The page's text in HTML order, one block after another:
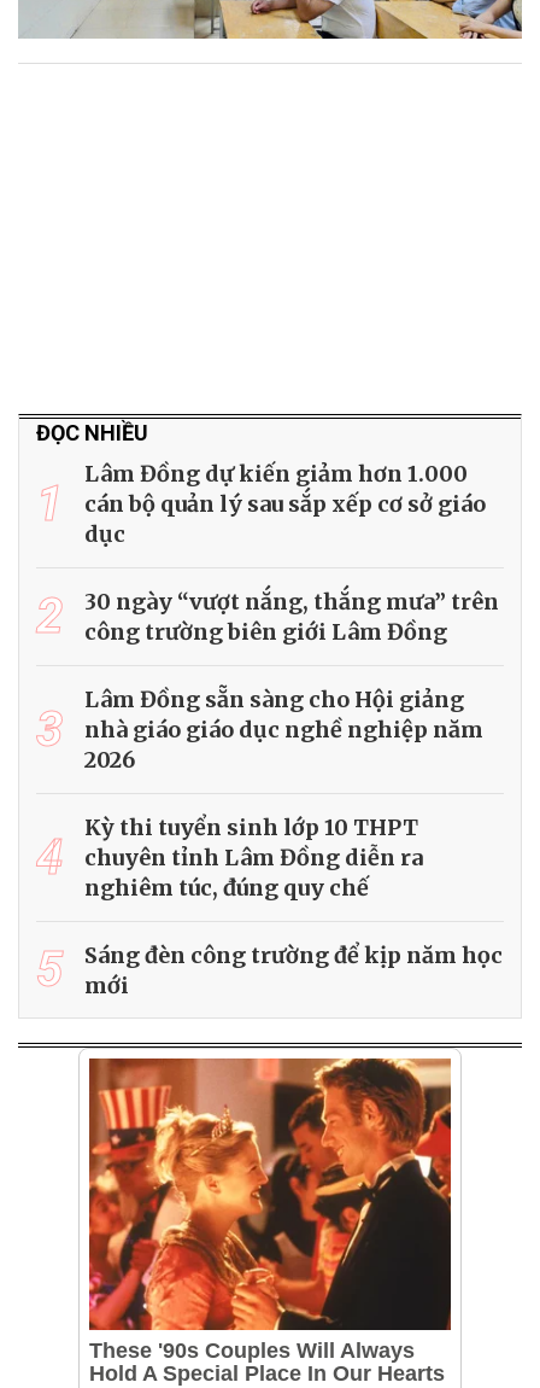
ĐỌC NHIỀU
1
Lâm Đồng dự kiến giảm hơn 1.000
cán bộ quản lý sau sắp xếp cơ sở giáo
dục
2
30 ngày “vượt nắng, thắng mưa” trên
công trường biên giới Lâm Đồng
3
Lâm Đồng sẵn sàng cho Hội giảng
nhà giáo giáo dục nghề nghiệp năm
2026
4
Kỳ thi tuyển sinh lớp 10 THPT
chuyên tỉnh Lâm Đồng diễn ra
nghiêm túc, đúng quy chế
5
Sáng đèn công trường để kịp năm học
mới